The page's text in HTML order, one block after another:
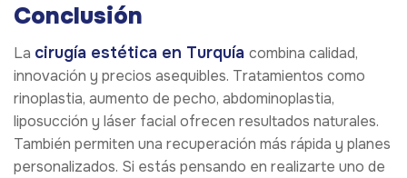
Conclusión
La cirugía estética en Turquía combina calidad,
innovación y precios asequibles. Tratamientos como
rinoplastia, aumento de pecho, abdominoplastia,
liposucción y láser facial ofrecen resultados naturales.
También permiten una recuperación más rápida y planes
personalizados. Si estás pensando en realizarte uno de